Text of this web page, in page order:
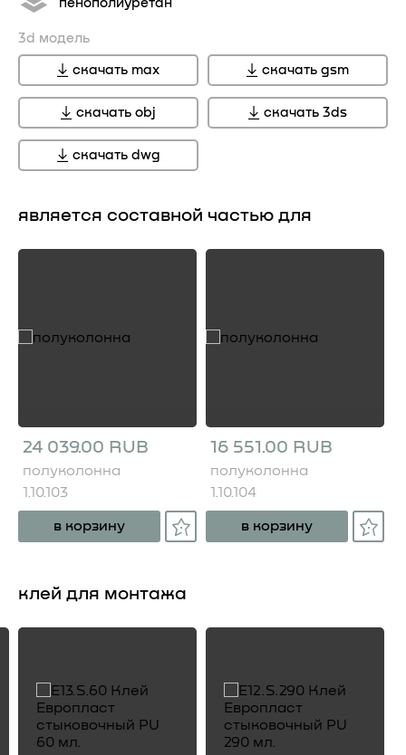
пенополиуретан
3d модель
скачать max скачать gsm
скачать obj скачать 3ds
скачать dwg
является составной частью для
24 039.00 RUB
полуколонна
1.10.103
в корзину
16 551.00 RUB
полуколонна
1.10.104
в корзину
клей для монтажа